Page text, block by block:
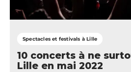
Spectacles et festivals à Lille
10 concerts à ne
Lille en mai 2022